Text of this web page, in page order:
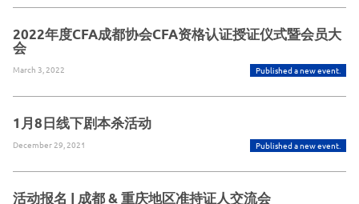
2022年度CFA成都协会CFA资格认证授证仪式暨会员大
会
March 3, 2022 Published a new event.
1月8日线下剧本杀活动
December 29, 2021 Published a new event.
活动报名 | 成都 & 重庆地区准持证人交流会